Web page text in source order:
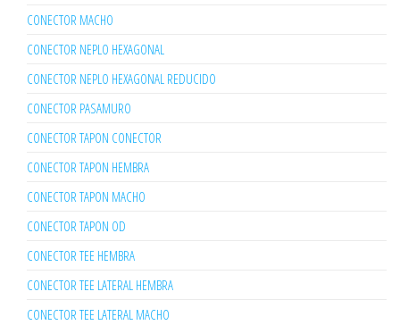
CONECTOR MACHO
CONECTOR NEPLO HEXAGONAL
CONECTOR NEPLO HEXAGONAL REDUCIDO
CONECTOR PASAMURO
CONECTOR TAPON CONECTOR
CONECTOR TAPON HEMBRA
CONECTOR TAPON MACHO
CONECTOR TAPON OD
CONECTOR TEE HEMBRA
CONECTOR TEE LATERAL HEMBRA
CONECTOR TEE LATERAL MACHO